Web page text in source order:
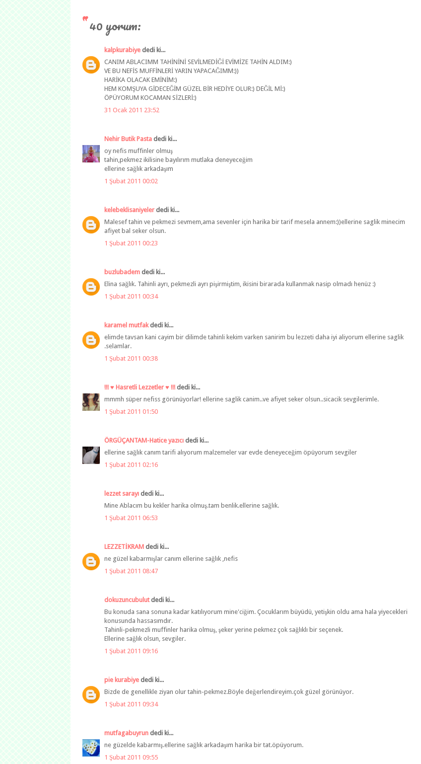
40 yorum:
kalpkurabiye dedi ki...
CANIM ABLACIMM TAHİNİNİ SEVİLMEDİĞİ EVİMİZE TAHİN ALDIM:)
VE BU NEFİS MUFFİNLERİ YARIN YAPACAĞIMM:))
HARİKA OLACAK EMİNİM:)
HEM KOMŞUYA GİDECEĞİM GÜZEL BİR HEDİYE OLUR:) DEĞİL Mİ:)
ÖPÜYORUM KOCAMAN SİZLERİ:)
31 Ocak 2011 23:52
Nehir Butik Pasta dedi ki...
oy nefis muffinler olmuş
tahin,pekmez ikilisine bayılırım mutlaka deneyeceğim
ellerine sağlık arkadaşım
1 Şubat 2011 00:02
kelebeklisaniyeler dedi ki...
Malesef tahin ve pekmezi sevmem,ama sevenler için harika bir tarif mesela annem:))ellerine saglik minecim
afiyet bal seker olsun.
1 Şubat 2011 00:23
buzlubadem dedi ki...
Elina sağlık. Tahinli ayrı, pekmezli ayrı pişirmiştim, ikisini birarada kullanmak nasip olmadı henüz :)
1 Şubat 2011 00:34
karamel mutfakdedi ki...
elimde tavsan kani cayim bir dilimde tahinli kekim varken sanirim bu lezzeti daha iyi aliyorum ellerine saglik
.selamlar.
1 Şubat 2011 00:38
!!! ♥ Hasretli Lezzetler ♥ !!! dedi ki...
mmmh süper nefiss görünüyorlar! ellerine saglik canim..ve afiyet seker olsun..sicacik sevgilerimle.
1 Şubat 2011 01:50
ÖRGÜÇANTAM-Hatice yazıcı dedi ki...
ellerine sağlık canım tarifi alıyorum malzemeler var evde deneyeceğim öpüyorum sevgiler
1 Şubat 2011 02:16
lezzet sarayı dedi ki...
Mine Ablacım bu kekler harika olmuş.tam benlik.ellerine sağlık.
1 Şubat 2011 06:53
LEZZETİKRAM dedi ki...
ne güzel kabarmışlar canım ellerine sağlık ,nefis
1 Şubat 2011 08:47
dokuzuncubulutdedi ki...
Bu konuda sana sonuna kadar katılıyorum mine'ciğim. Çocuklarım büyüdü, yetişkin oldu ama hala yiyecekleri
konusunda hassasımdır.
Tahinli-pekmezli muffinler harika olmuş, şeker yerine pekmez çok sağlıklı bir seçenek.
Ellerine sağlık olsun, sevgiler.
1 Şubat 2011 09:16
pie kurabiye dedi ki...
Bizde de genellikle ziyan olur tahin-pekmez.Böyle değerlendireyim.çok güzel görünüyor.
1 Şubat 2011 09:34
mutfagabuyrun dedi ki...
ne güzelde kabarmış.ellerine sağlık arkadaşım harika bir tat.öpüyorum.
1 Şubat 2011 09:55